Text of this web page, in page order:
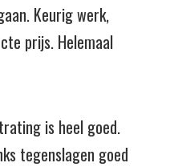
Keurig werk,
prijs. Helemaal
is heel goed.
tegenslagen goed